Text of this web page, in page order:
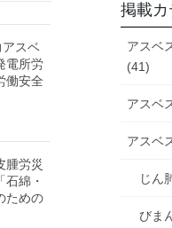
スベ
電所労
働安全
腫労災
綿・
ための
掲載カ
アスベ
(41)
アスベ
アスベ
じん
びま